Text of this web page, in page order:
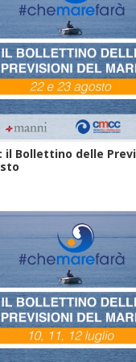
il Bollettino delle